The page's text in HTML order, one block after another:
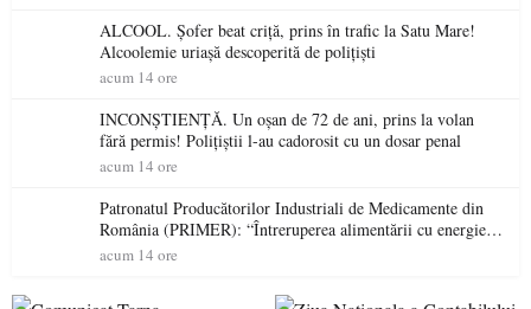
ALCOOL. Șofer beat criță, prins în trafic la Satu Mare!
Alcoolemie uriașă descoperită de polițiști
acum 14 ore
INCONȘTIENȚĂ. Un oșan de 72 de ani, prins la volan
fără permis! Polițiștii l-au cadorosit cu un dosar penal
acum 14 ore
Patronatul Producătorilor Industriali de Medicamente din
România (PRIMER): “Întreruperea alimentării cu energie
electrică a fabricilor de medicamente va pune în pericol
acum 14 ore